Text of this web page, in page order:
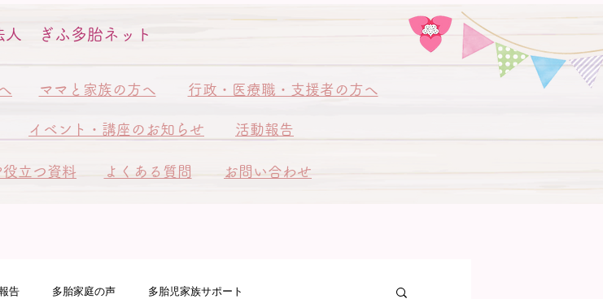
人 ぎふ多胎ネット
ママと家族の方へ 行政・医療職・支援者の方へ
イベント・講座のお知らせ 活動報告
立つ資料 よくある質問 お問い合わせ
告 多胎家庭の声 多胎児家族サポート